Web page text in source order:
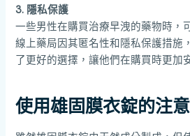
3. 隱私保護
一些男性在購買治療早洩的藥物時，
線上藥局因其匿名性和隱私保護措施
了更好的選擇，讓他們在購買時更加
使用雄固膜衣錠的注